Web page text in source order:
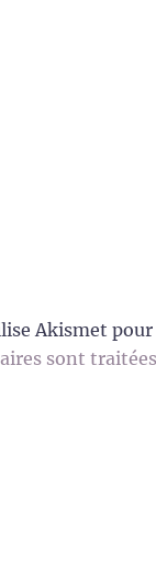
Akismet
sont traitées